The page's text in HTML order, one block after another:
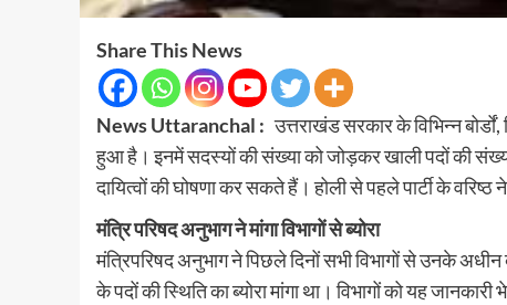
Share This News
News Uttaranchal :उत्तराखंड सरकार के विभिन्न
हुआ है। इनमें सदस्यों की संख्या को जोड़कर खाली पदों की
दायित्वों की घोषणा कर सकते हैं। होली से पहले पार्टी के
मंत्रि परिषद अनुभाग ने मांगा विभागों से ब्योरा
मंत्रिपरिषद अनुभाग ने पिछले दिनों सभी विभागों से उनके अधीन
के पदों की स्थिति का ब्योरा मांगा था। विभागों को यह